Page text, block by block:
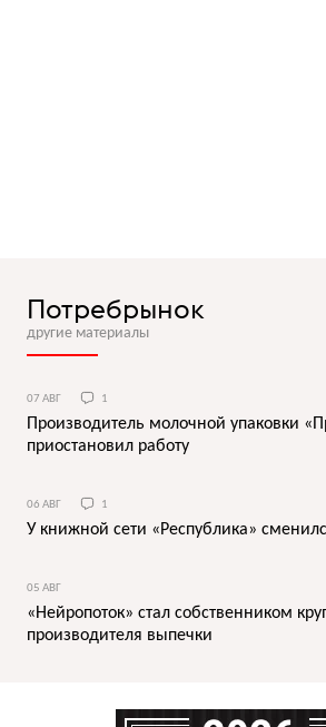
Потребрынок
другие материалы
07 АВГ 1
Производитель молочной упаковки
приостановил работу
06 АВГ 1
У книжной сети «Республика»
05 АВГ
«Нейропоток» стал собственником
производителя выпечки